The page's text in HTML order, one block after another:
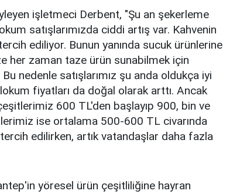
işletmeci Derbent, "Şu an şekerleme
satışlarımızda ciddi artış var. Kahvenin
ediliyor. Bunun yanında sucuk ürünlerine
her zaman taze ürün sunabilmek için
nedenle satışlarımız şu anda oldukça iyi
fiyatları da doğal olarak arttı. Ancak
600 TL'den başlayıp 900, bin ve
ise ortalama 500-600 TL civarında
edilirken, artık vatandaşlar daha fazla
yöresel ürün çeşitliliğine hayran